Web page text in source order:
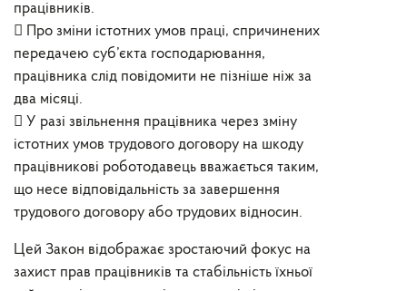
працівників.
 Про зміни істотних умов праці, спричинених
передачею суб’єкта господарювання,
працівника слід повідомити не пізніше ніж за
два місяці.
 У разі звільнення працівника через зміну
істотних умов трудового договору на шкоду
працівникові роботодавець вважається таким,
що несе відповідальність за завершення
трудового договору або трудових відносин.
Цей Закон відображає зростаючий фокус на
захист прав працівників та стабільність їхньої